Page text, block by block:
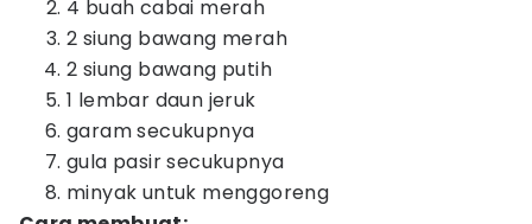
4 buah cabai merah
2 siung bawang merah
2 siung bawang putih
1 lembar daun jeruk
garam secukupnya
gula pasir secukupnya
minyak untuk menggoreng